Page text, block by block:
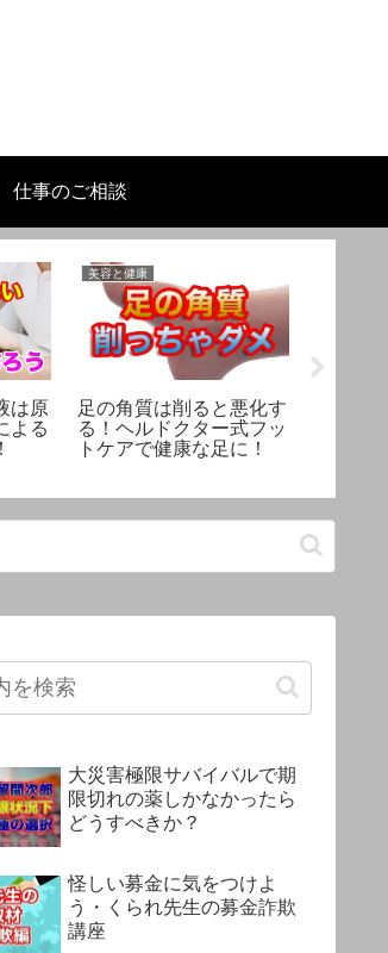
仕事のご相談
は原
よる
美容と健康
足の角質は削ると悪化す
る！ヘルドクター式フッ
トケアで健康な足に！
大災害極限サバイバルで期
限切れの薬しかなかったら
どうすべきか？
怪しい募金に気をつけよ
う・くられ先生の募金詐欺
講座